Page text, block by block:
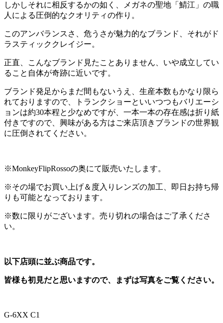
しかしそれに相反するかの如く、メガネの聖地「鯖江」の職
人による圧倒的なクオリティの作り。
このアンバランスさ、危うさが魅力的なブランド、それがド
ラスティッククレイジー。
正直、こんなブランド見たことありません、いや成立してい
ること自体が奇跡に近いです。
ブランド発足からまだ間もないうえ、生産本数もかなり限ら
れておりますので、トランクショーといいつつもバリエーシ
ョンは約30本程と少なめですが、一本一本の存在感は折り紙
付きですので、興味がある方はご来店頂きブランドの世界観
に圧倒されてください。
※MonkeyFlipRossoの奥にて販売いたします。
※その場でお買い上げ＆度入りレンズの加工、即日お持ち帰
りも可能となっております。
※数に限りがございます。売り切れの場合はご了承くださ
い。
以下店頭に並ぶ商品です。
皆様も初見だと思いますので、まずは写真をご覧ください。
G-6XX C1